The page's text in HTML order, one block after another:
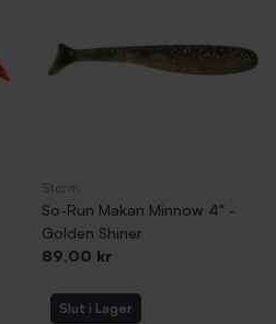
So-Run Makan Minnow 4" -
Golden Shiner
Pris
89,00 kr
Slut i Lager